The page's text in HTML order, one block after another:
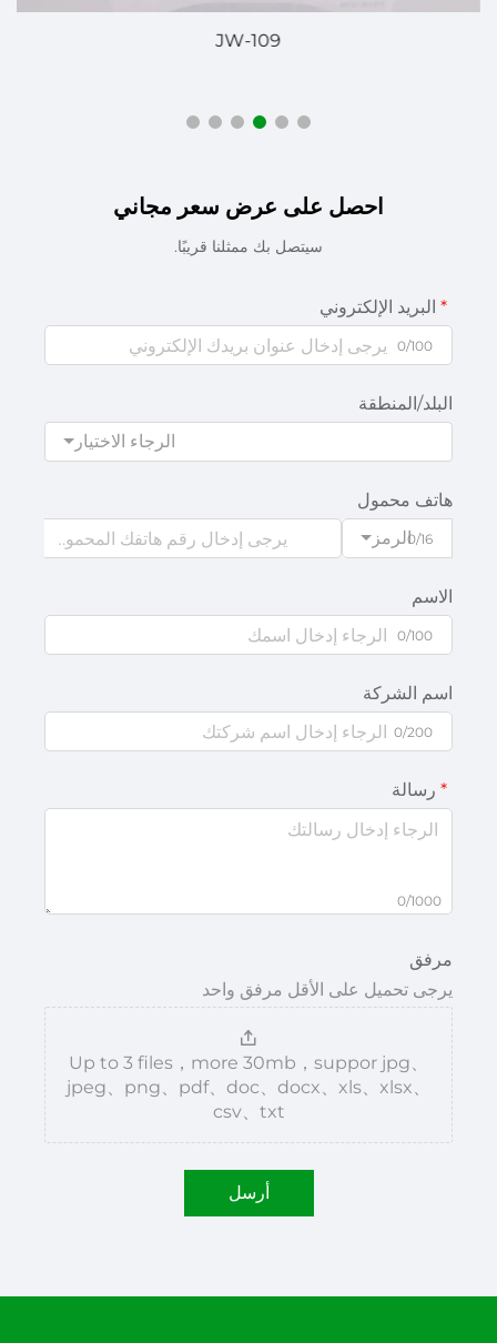
JW-109
احصل على عرض سعر مجاني
سيتصل بك ممثلنا قريبًا.
البريد الإلكتروني
0/100
البلد/المنطقة
الرجاء الاختيار
هاتف محمول
الرمز0/16
الاسم
0/100
اسم الشركة
0/200
رسالة
0/1000
مرفق
يرجى تحميل على الأقل مرفق واحد
Up to 3 files，more 30mb，suppor jpg、
jpeg、png、pdf、doc、docx、xls、xlsx、
csv、txt
أرسل